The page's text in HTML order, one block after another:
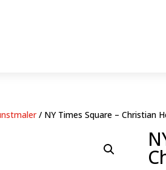
/ NY Times Square – Christian